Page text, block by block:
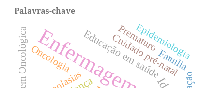
Palavras-chave
Enfermagem
Educação em saúde
Cuidado pré-natal
Família
Epidemiologia
Oncologia
Prematuro